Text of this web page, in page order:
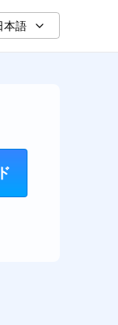
本語